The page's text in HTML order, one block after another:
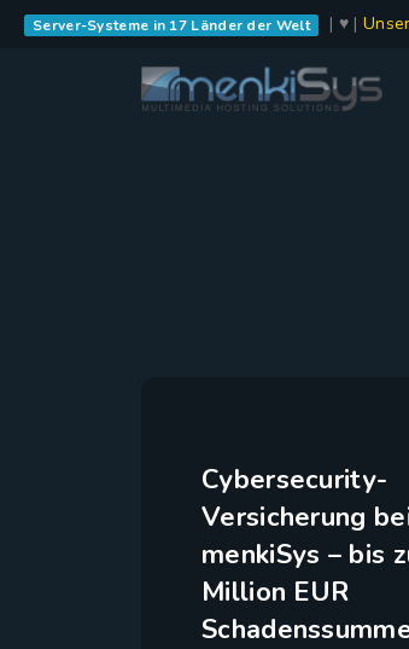
Server-Systeme in 17 Länder der Welt | ♥ |
Cybersecurity-
Versicherung
menkiSys – bis
Million EUR